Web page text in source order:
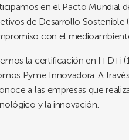
en el Pacto Mundial
de Desarrollo Sostenible
con el
la certificación en I+D+i
Pyme Innovadora. A
a las empresas que
y la innovación.